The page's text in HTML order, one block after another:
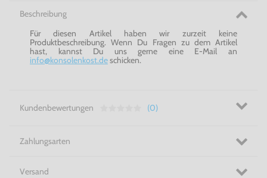
Beschreibung
Für diesen Artikel haben wir zurzeit keine
Produktbeschreibung. Wenn Du Fragen zu dem Artikel
hast, kannst Du uns gerne eine E-Mail an
info@konsolenkost.deschicken.
Kundenbewertungen (0)
Zahlungsarten
Versand